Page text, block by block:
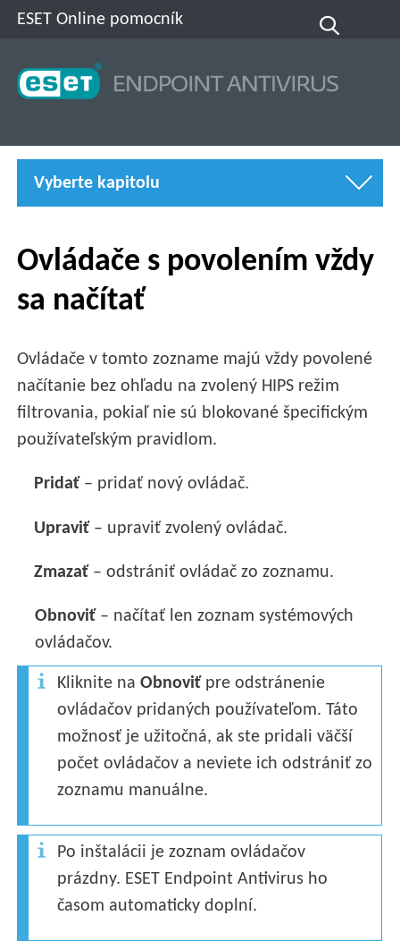
ESET Online pomocník
Vyberte kapitolu
Ovládače s povolením vždy
sa načítať
Ovládače v tomto zozname majú vždy povolené
načítanie bez ohľadu na zvolený HIPS režim
filtrovania, pokiaľ nie sú blokované špecifickým
používateľským pravidlom.
Pridať – pridať nový ovládač.
Upraviť – upraviť zvolený ovládač.
Zmazať – odstrániť ovládač zo zoznamu.
Obnoviť – načítať len zoznam systémových
ovládačov.
Kliknite naObnoviť pre odstránenie
ovládačov pridaných používateľom. Táto
možnosť je užitočná, ak ste pridali väčší
počet ovládačov a neviete ich odstrániť zo
zoznamu manuálne.
Po inštalácii je zoznam ovládačov
prázdny. ESET Endpoint Antivirus ho
časom automaticky doplní.